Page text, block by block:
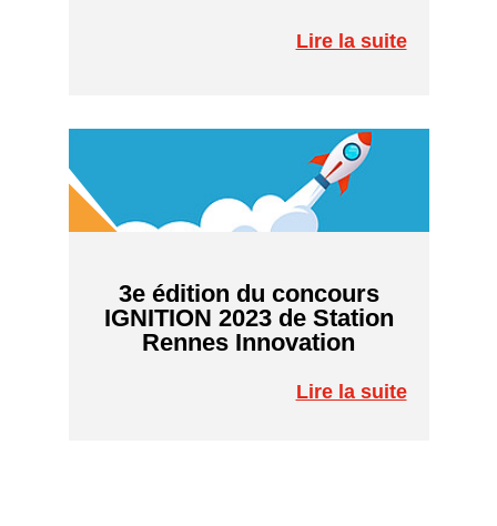
Lire la suite
3e édition du concours
IGNITION 2023 de Station
Rennes Innovation
Lire la suite